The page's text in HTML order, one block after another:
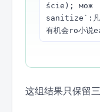
ście); мож
sanitize`:凡
有机会ro小说
这组结果只保留